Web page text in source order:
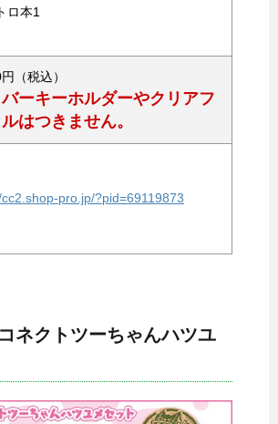
ロ本1
（税込）
ーキーホルダーやクリアフ
はつきません。
pro.jp/?pid=69119873
ネクトツーちゃんハツユ